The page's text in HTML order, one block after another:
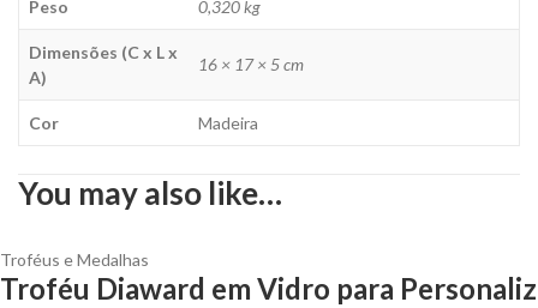
Peso
0,320 kg
Dimensões (C x L x
A)
16 × 17 × 5 cm
Cor Madeira
You may also like…
Troféus e Medalhas
Troféu Diaward em Vidro para